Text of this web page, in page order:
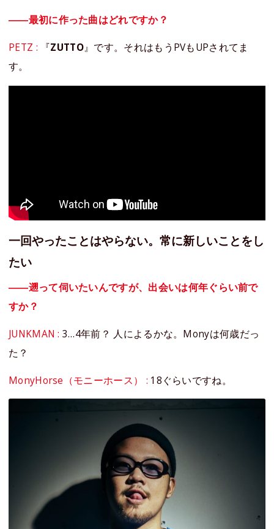
――最初に作った曲はどれですか？
PETZ : 『ZUTTO』です。それはもうPVもUPされてま
す。
一回やったことはやらない。常に新しいことをし
たい
――遡って伺いたいんですが、出会いは何年ぐらい前で
すか？
JUNKMAN :3…4年前？ 人によるかな。Monyは何歳だっ
た？
MonyHorse（モニーホース） : 18ぐらいですね。